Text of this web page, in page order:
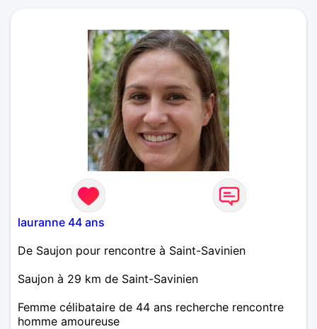
relation, juste des aventures occasionnelles sans
prise de tête, vers surgeres (17). Au plaisir.
lauranne 44 ans
De Saujon pour rencontre à Saint-Savinien
Saujon à 29 km de Saint-Savinien
Femme célibataire de 44 ans recherche rencontre
homme amoureuse